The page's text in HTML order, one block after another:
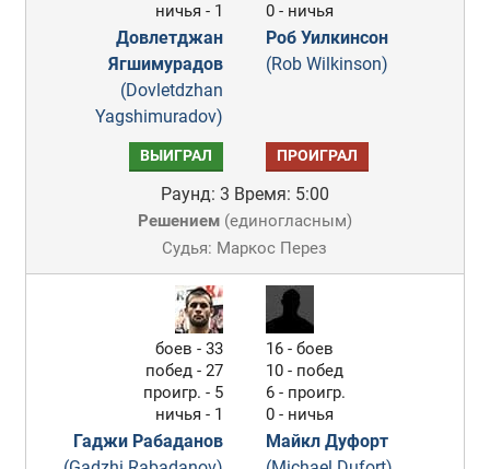
ничья - 1
Довлетджан
Ягшимурадов
(Dovletdzhan
Yagshimuradov)
0 - ничья
Роб Уилкинсон
(Rob Wilkinson)
ВЫИГРАЛ ПРОИГРАЛ
Раунд: 3 Время: 5:00
Решением(единогласным)
Судья: Маркос Перез
боев - 33
побед - 27
проигр. - 5
ничья - 1
Гаджи Рабаданов
16 - боев
10 - побед
6 - проигр.
0 - ничья
Майкл Дуфорт